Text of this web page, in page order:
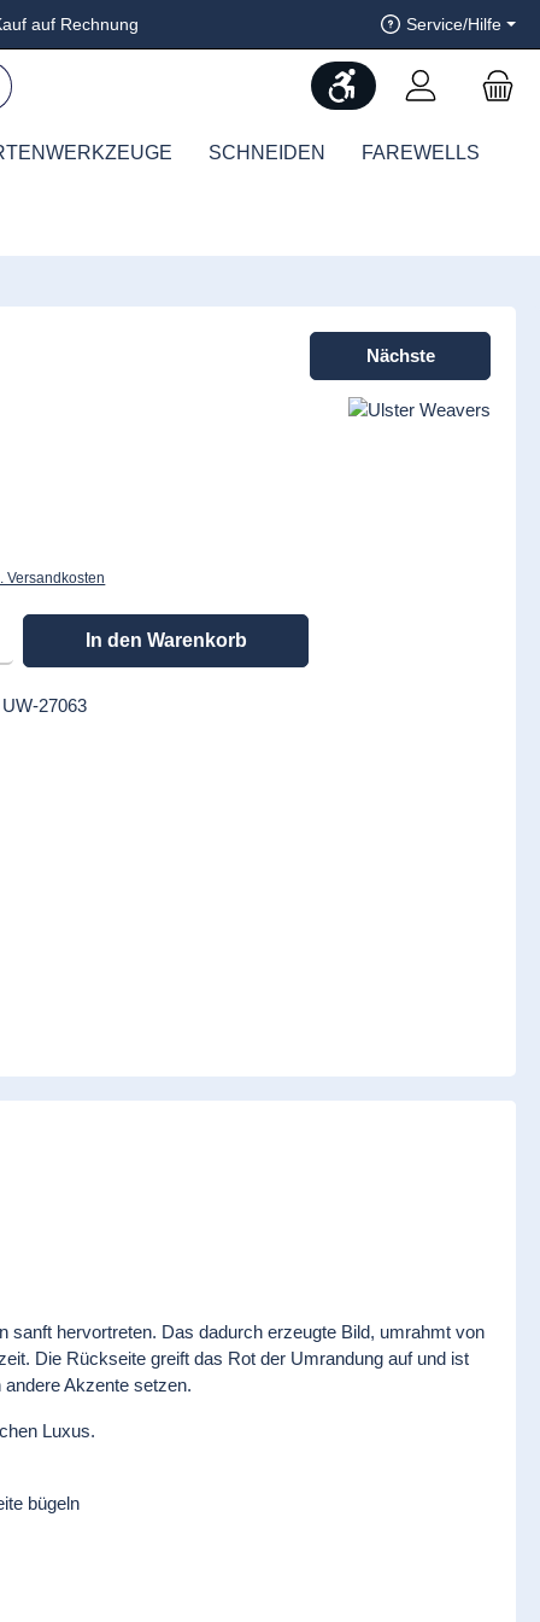
auf Rechnung Service/Hilfe
Werkzeugleiste
SCHNEIDEN FAREWELLS
Nächste
Versandkosten
gewünschten Wert ein oder benutze die Schaltflächen um die Anzahl zu
In den Warenkorb
UW-27063
sanft hervortreten. Das dadurch erzeugte Bild, umrahmt von
Die Rückseite greift das Rot der Umrandung auf und ist
Akzente setzen.
Luxus.
bügeln